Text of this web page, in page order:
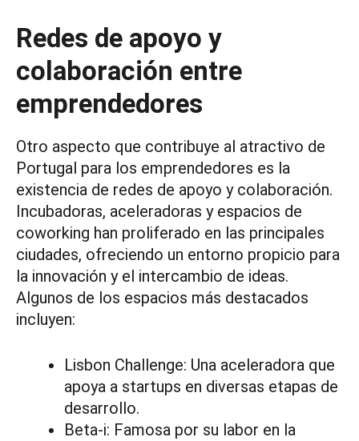
Redes de apoyo y
colaboración entre
emprendedores
Otro aspecto que contribuye al atractivo de
Portugal para los emprendedores es la
existencia de redes de apoyo y colaboración.
Incubadoras, aceleradoras y espacios de
coworking han proliferado en las principales
ciudades, ofreciendo un entorno propicio para
la innovación y el intercambio de ideas.
Algunos de los espacios más destacados
incluyen:
Lisbon Challenge: Una aceleradora que
apoya a startups en diversas etapas de
desarrollo.
Beta-i: Famosa por su labor en la